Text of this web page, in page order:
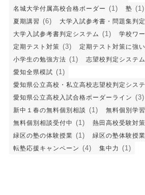
名城大学付属高校合格ボーダー (1) 塾 (1)
夏期講習 (6) 大学入試参考書・問題集判
大学入試参考書判定システム (1) 学校ワ
定期テスト対策 (3) 定期テスト対策に強
小学生の勉強方法 (1) 志望校判定システム
愛知全県模試 (1)
愛知県公立高校・私立高校志望校判定シス
愛知県公立高校入試合格ボーダーライン (3)
新中１春の無料個別相談 (1) 無料個別学
無料個別相談受付中 (1) 熱田高校受験対策
緑区の塾の体験授業 (1) 緑区の塾体験授業
転塾応援キャンペーン (4) 集中力 (1)